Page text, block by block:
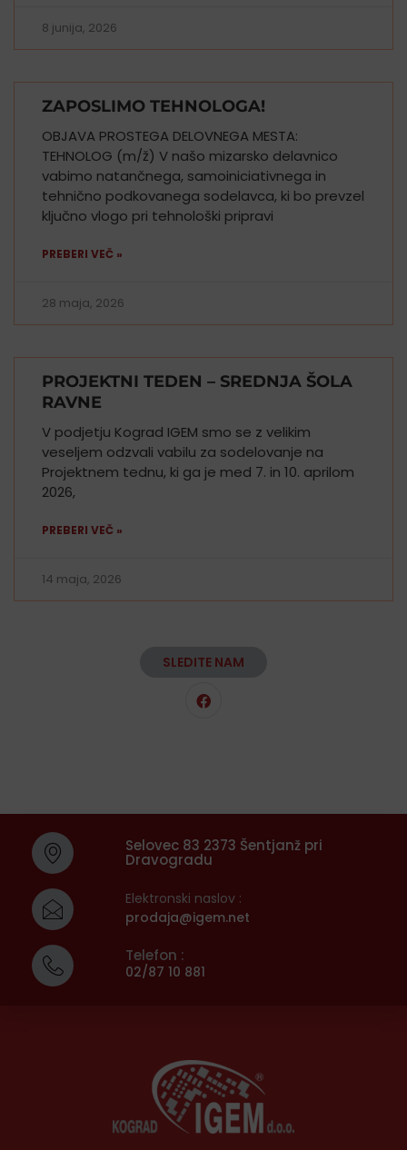
8 junija, 2026
ZAPOSLIMO TEHNOLOGA!
OBJAVA PROSTEGA DELOVNEGA MESTA:
TEHNOLOG (m/ž) V našo mizarsko delavnico
vabimo natančnega, samoiniciativnega in
tehnično podkovanega sodelavca, ki bo prevzel
ključno vlogo pri tehnološki pripravi
PREBERI VEČ »
28 maja, 2026
PROJEKTNI TEDEN – SREDNJA ŠOLA
RAVNE
V podjetju Kograd IGEM smo se z velikim
veseljem odzvali vabilu za sodelovanje na
Projektnem tednu, ki ga je med 7. in 10. aprilom
2026,
PREBERI VEČ »
14 maja, 2026
SLEDITE NAM
Selovec 83 2373 Šentjanž pri
Dravogradu
Elektronski naslov :
prodaja@igem.net
Telefon :
02/87 10 881